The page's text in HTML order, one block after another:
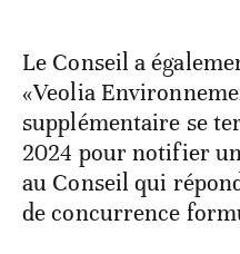
Le Conseil a
«Veolia
supplémentaire se
2024 pour notifier
au Conseil qui
de concurrence